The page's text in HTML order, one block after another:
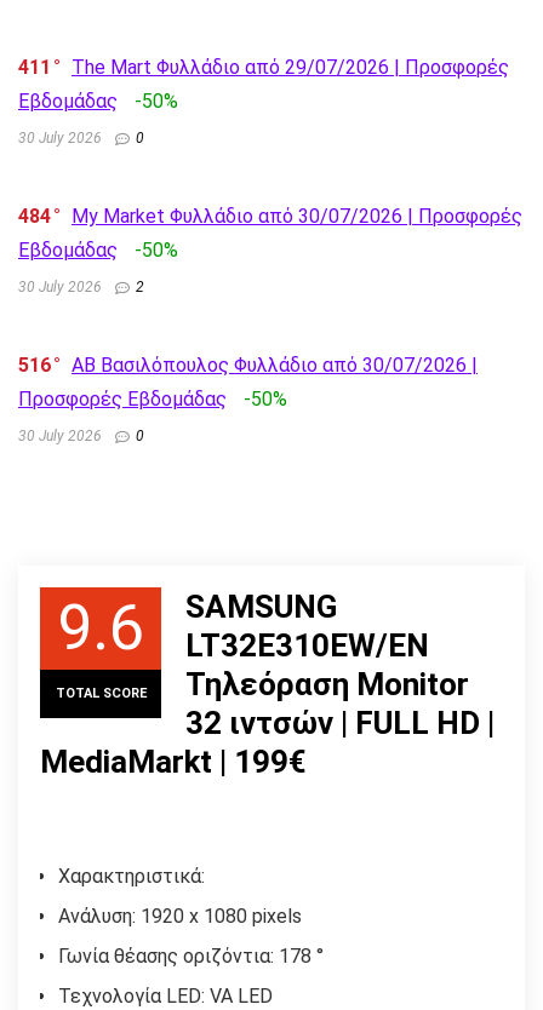
411
The Mart Φυλλάδιο από 29/07/2026 | Προσφορές
Εβδομάδας
-50%
30 July 2026 0
484
My Market Φυλλάδιο από 30/07/2026 | Προσφορές
Εβδομάδας
-50%
30 July 2026 2
516
AB Βασιλόπουλος Φυλλάδιο από 30/07/2026 |
Προσφορές Εβδομάδας
-50%
30 July 2026 0
9.6
TOTAL SCORE
SAMSUNG
LT32E310EW/EN
Τηλεόραση Monitor
32 ιντσών | FULL HD |
MediaMarkt | 199€
Χαρακτηριστικά:
Ανάλυση: 1920 x 1080 pixels
Γωνία θέασης οριζόντια: 178 °
Τεχνολογία LED: VA LED